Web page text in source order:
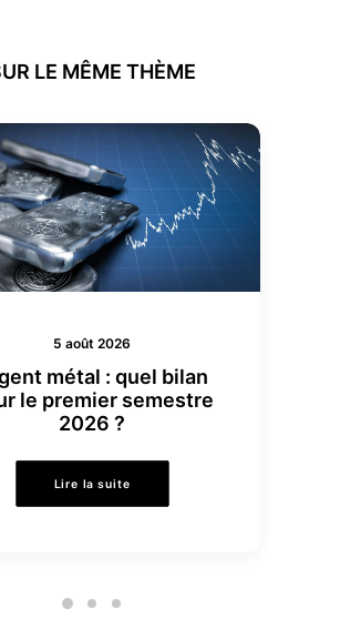
LE MÊME THÈME
5 août 2026
métal : quel bilan
le premier semestre
2026 ?
Lire la suite